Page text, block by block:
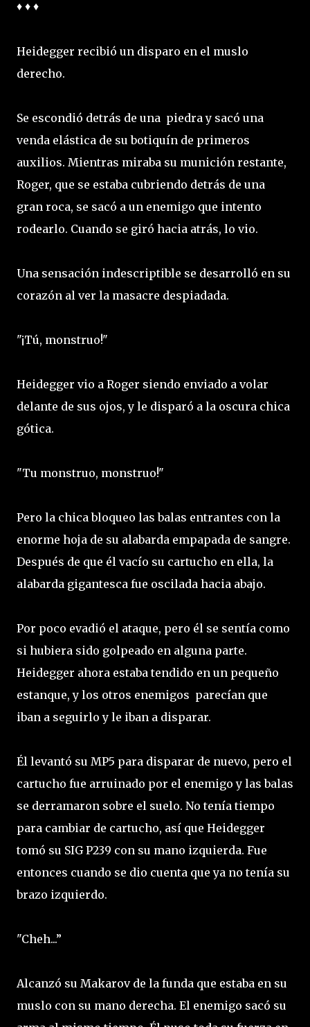
♦ ♦ ♦
Heidegger recibió un disparo en el muslo
derecho.
Se escondió detrás de una piedra y sacó una
venda elástica de su botiquín de primeros
auxilios. Mientras miraba su munición restante,
Roger, que se estaba cubriendo detrás de una
gran roca, se sacó a un enemigo que intento
rodearlo. Cuando se giró hacia atrás, lo vio.
Una sensación indescriptible se desarrolló en su
corazón al ver la masacre despiadada.
"¡Tú, monstruo!"
Heidegger vio a Roger siendo enviado a volar
delante de sus ojos, y le disparó a la oscura chica
gótica.
"Tu monstruo, monstruo!"
Pero la chica bloqueo las balas entrantes con la
enorme hoja de su alabarda empapada de sangre.
Después de que él vacío su cartucho en ella, la
alabarda gigantesca fue oscilada hacia abajo.
Por poco evadió el ataque, pero él se sentía como
si hubiera sido golpeado en alguna parte.
Heidegger ahora estaba tendido en un pequeño
estanque, y los otros enemigos parecían que
iban a seguirlo y le iban a disparar.
Él levantó su MP5 para disparar de nuevo, pero el
cartucho fue arruinado por el enemigo y las balas
se derramaron sobre el suelo. No tenía tiempo
para cambiar de cartucho, así que Heidegger
tomó su SIG P239 con su mano izquierda. Fue
entonces cuando se dio cuenta que ya no tenía su
brazo izquierdo.
"Cheh...”
Alcanzó su Makarov de la funda que estaba en su
muslo con su mano derecha. El enemigo sacó su